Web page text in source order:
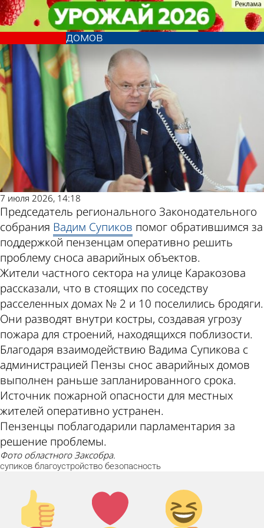
Вадим Супиков помог пензенцам
в решении проблемы со сносом
домов
Общество
7 июля 2026, 14:18
Председатель регионального Законодательного
собрания Вадим Супиков помог обратившимся за
поддержкой пензенцам оперативно решить
проблему сноса аварийных объектов.
Жители частного сектора на улице Каракозова
рассказали, что в стоящих по соседству
расселенных домах № 2 и 10 поселились бродяги.
Они разводят внутри костры, создавая угрозу
пожара для строений, находящихся поблизости.
Благодаря взаимодействию Вадима Супикова с
администрацией Пензы снос аварийных домов
выполнен раньше запланированного срока.
Источник пожарной опасности для местных
жителей оперативно устранен.
Пензенцы поблагодарили парламентария за
решение проблемы.
Фото областного Заксобра.
супиков благоустройство безопасность
Палец
вверх!
Лайк!
Дикий
смех!
Вадим Супиков помог пензенцам
в решении проблемы со сносом
домов
Общество
Другие новости по
теме
Погода и курсы
валют в Пензе